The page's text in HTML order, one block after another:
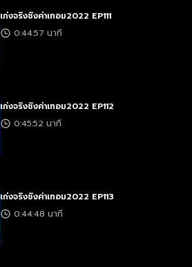
เก่งจริงชิงค่าเทอม2022 EP111
0:44:57 นาที
เก่งจริงชิงค่าเทอม2022 EP112
0:45:52 นาที
เก่งจริงชิงค่าเทอม2022 EP113
0:44:48 นาที